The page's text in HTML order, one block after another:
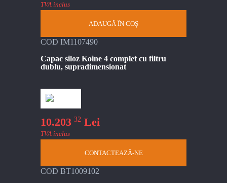
TVA inclus
ADAUGĂ ÎN COȘ
COD IM1107490
Capac siloz Koine 4 complet cu filtru
dublu, supradimensionat
10.203 32 Lei
TVA inclus
CONTACTEAZĂ-NE
COD BT1009102